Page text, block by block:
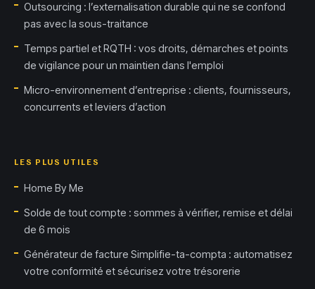
Outsourcing : l’externalisation durable qui ne se confond
pas avec la sous-traitance
Temps partiel et RQTH : vos droits, démarches et points
de vigilance pour un maintien dans l'emploi
Micro-environnement d’entreprise : clients, fournisseurs,
concurrents et leviers d’action
LES PLUS UTILES
Home By Me
Solde de tout compte : sommes à vérifier, remise et délai
de 6 mois
Générateur de facture Simplifie-ta-compta : automatisez
votre conformité et sécurisez votre trésorerie